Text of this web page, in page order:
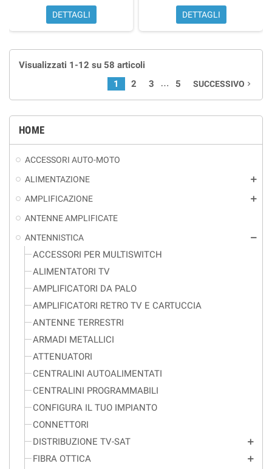
HOME
ACCESSORI AUTO-MOTO
ALIMENTAZIONE
add
AMPLIFICAZIONE add
ANTENNE AMPLIFICATE
ANTENNISTICA
remove
ACCESSORI PER MULTISWITCH
ALIMENTATORI TV
AMPLIFICATORI DA PALO
AMPLIFICATORI RETRO TV E CARTUCCIA
ANTENNE TERRESTRI
ARMADI METALLICI
ATTENUATORI
CENTRALINI AUTOALIMENTATI
CENTRALINI PROGRAMMABILI
CONFIGURA IL TUO IMPIANTO
CONNETTORI
DISTRIBUZIONE TV-SAT
add
FIBRA OTTICA add
DETTAGLI DETTAGLI
Visualizzati 1-12 su 58 articoli
1
2 3 … 5 SUCCESSIVO navigate_next